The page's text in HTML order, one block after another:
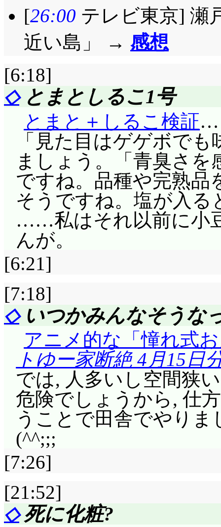
[26:00 テレビ東京] 瀬
近い島」 → 感想
[6:18]
◇とまとしるこ1号
とまと＋しるこ検証
「見た目はゲゲボで
ましょう。「青臭さ
ですね。品種や完熟品
そうですね。塩が入
……私はそれ以前に小
んが。
[6:21]
[7:18]
◇いつかみんなそうな
アニメ的な「憧れ式
トゆー家断絶 4月15日
では, 人多いし空間狭
危険でしょうから, 仕
うことで田舎でやりま
(^^;;;
[7:26]
[21:52]
◇死に化粧?